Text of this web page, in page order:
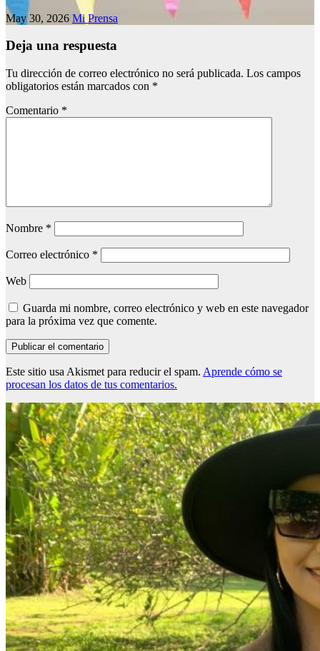
May 30, 2026 Mi Prensa
Deja una respuesta
Tu dirección de correo electrónico no será publicada. Los campos
obligatorios están marcados con *
Comentario *
Nombre *
Correo electrónico *
Web
Guarda mi nombre, correo electrónico y web en este navegador
para la próxima vez que comente.
Este sitio usa Akismet para reducir el spam. Aprende cómo se
procesan los datos de tus comentarios.